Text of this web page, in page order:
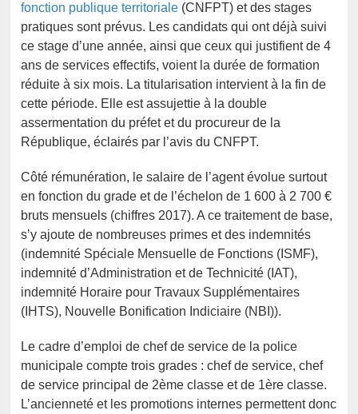
fonction publique territoriale (CNFPT) et des stages
pratiques sont prévus. Les candidats qui ont déjà suivi
ce stage d’une année, ainsi que ceux qui justifient de 4
ans de services effectifs, voient la durée de formation
réduite à six mois. La titularisation intervient à la fin de
cette période. Elle est assujettie à la double
assermentation du préfet et du procureur de la
République, éclairés par l’avis du CNFPT.
Côté rémunération, le salaire de l’agent évolue surtout
en fonction du grade et de l’échelon de 1 600 à 2 700 €
bruts mensuels (chiffres 2017). A ce traitement de base,
s’y ajoute de nombreuses primes et des indemnités
(indemnité Spéciale Mensuelle de Fonctions (ISMF),
indemnité d’Administration et de Technicité (IAT),
indemnité Horaire pour Travaux Supplémentaires
(IHTS), Nouvelle Bonification Indiciaire (NBI)).
Le cadre d’emploi de chef de service de la police
municipale compte trois grades : chef de service, chef
de service principal de 2ème classe et de 1ère classe.
L’ancienneté et les promotions internes permettent donc